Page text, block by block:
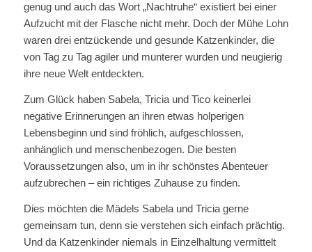
genug und auch das Wort „Nachtruhe“ existiert bei einer
Aufzucht mit der Flasche nicht mehr. Doch der Mühe Lohn
waren drei entzückende und gesunde Katzenkinder, die
von Tag zu Tag agiler und munterer wurden und neugierig
ihre neue Welt entdeckten.
Zum Glück haben Sabela, Tricia und Tico keinerlei
negative Erinnerungen an ihren etwas holperigen
Lebensbeginn und sind fröhlich, aufgeschlossen,
anhänglich und menschenbezogen. Die besten
Voraussetzungen also, um in ihr schönstes Abenteuer
aufzubrechen – ein richtiges Zuhause zu finden.
Dies möchten die Mädels Sabela und Tricia gerne
gemeinsam tun, denn sie verstehen sich einfach prächtig.
Und da Katzenkinder niemals in Einzelhaltung vermittelt